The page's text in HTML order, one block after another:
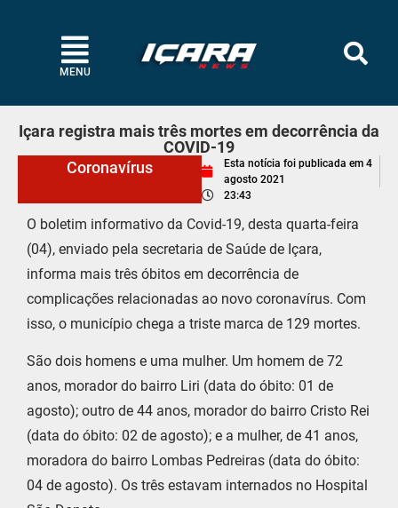
MENU
Içara registra mais três mortes em decorrência da
COVID-19
Coronavírus
Esta notícia foi publicada em 4
agosto 2021
23:43
O boletim informativo da Covid-19, desta quarta-feira
(04), enviado pela secretaria de Saúde de Içara,
informa mais três óbitos em decorrência de
complicações relacionadas ao novo coronavírus. Com
isso, o município chega a triste marca de 129 mortes.
São dois homens e uma mulher. Um homem de 72
anos, morador do bairro Liri (data do óbito: 01 de
agosto); outro de 44 anos, morador do bairro Cristo Rei
(data do óbito: 02 de agosto); e a mulher, de 41 anos,
moradora do bairro Lombas Pedreiras (data do óbito:
04 de agosto). Os três estavam internados no Hospital